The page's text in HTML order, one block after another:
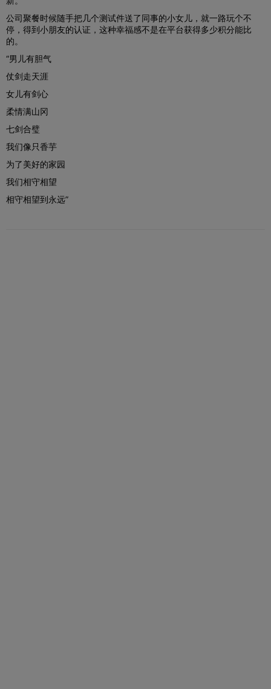
公司聚餐时候随手把几个测试件送了同事的小女儿，就一路玩个不
停，得到小朋友的认证，这种幸福感不是在平台获得多少积分能比
的。
“男儿有胆气
仗剑走天涯
女儿有剑心
柔情满山冈
七剑合璧
我们像只香芋
为了美好的家园
我们相守相望
相守相望到永远”